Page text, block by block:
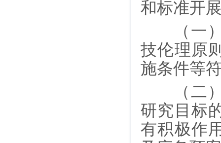
和标准开
（一）
技伦理原
施条件等
（二）
研究目标
有积极作